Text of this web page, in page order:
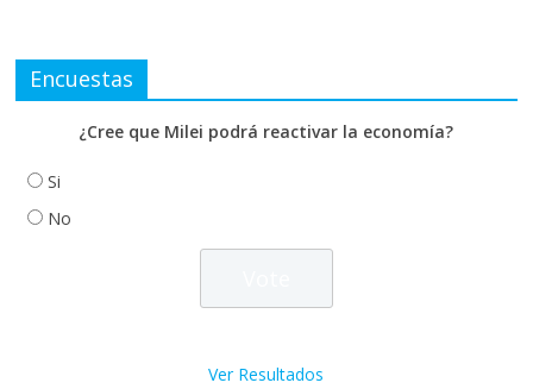
Encuestas
¿Cree que Milei podrá reactivar la economía?
Si
No
Ver Resultados